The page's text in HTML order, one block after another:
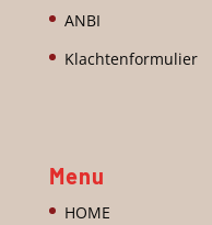
ANBI
Klachtenformulier
Menu
HOME